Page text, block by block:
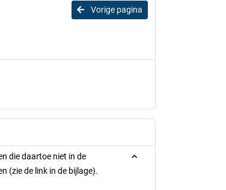
Vorige pagina
die daartoe niet in de
(zie de link in de bijlage).